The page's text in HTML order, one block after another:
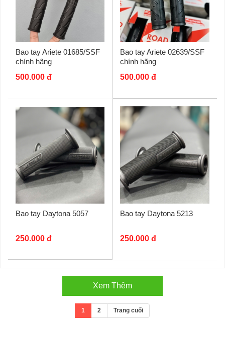
Bao tay Ariete 01685/SSF
chính hãng
500.000 đ
Bao tay Ariete 02639/SSF
chính hãng
500.000 đ
Bao tay Daytona 5057
250.000 đ
Bao tay Daytona 5213
250.000 đ
Xem Thêm
1 2 Trang cuối